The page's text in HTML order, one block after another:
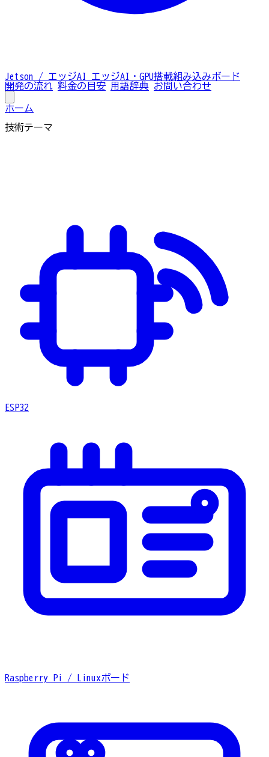
Jetson / エッジAI
エッジAI・GPU搭載組み込みボード
開発の流れ 料金の目安 用語辞典 お問い合わせ
ホーム
技術テーマ
ESP32
Raspberry Pi / Linuxボード